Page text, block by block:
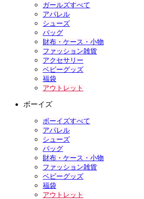
ガールズすべて
アパレル
シューズ
バッグ
財布・ケース・小物
ファッション雑貨
アクセサリー
ベビーグッズ
福袋
アウトレット
ボーイズ
ボーイズすべて
アパレル
シューズ
バッグ
財布・ケース・小物
ファッション雑貨
ベビーグッズ
福袋
アウトレット